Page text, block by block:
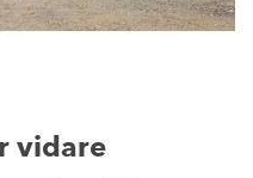
vidare